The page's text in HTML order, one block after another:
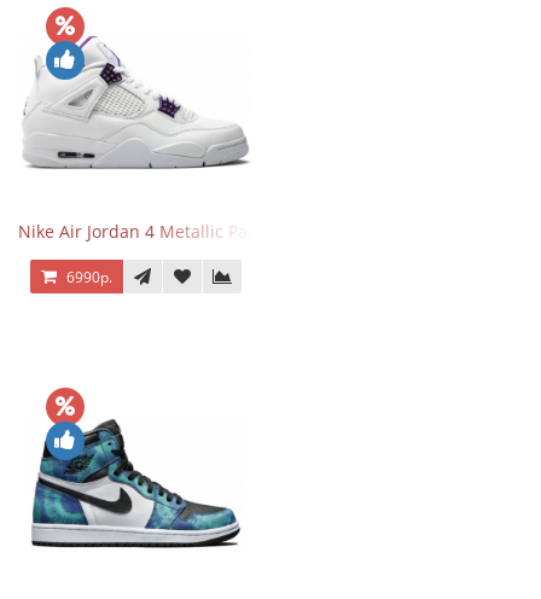
Nike Air Jordan 4 Metallic Pack Purple
6990р.